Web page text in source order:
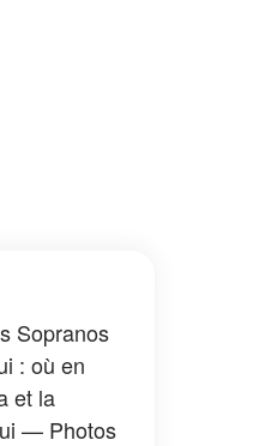
Sopranos
: où en
et la
— Photos